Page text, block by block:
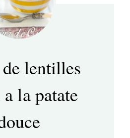
lentilles
la patate